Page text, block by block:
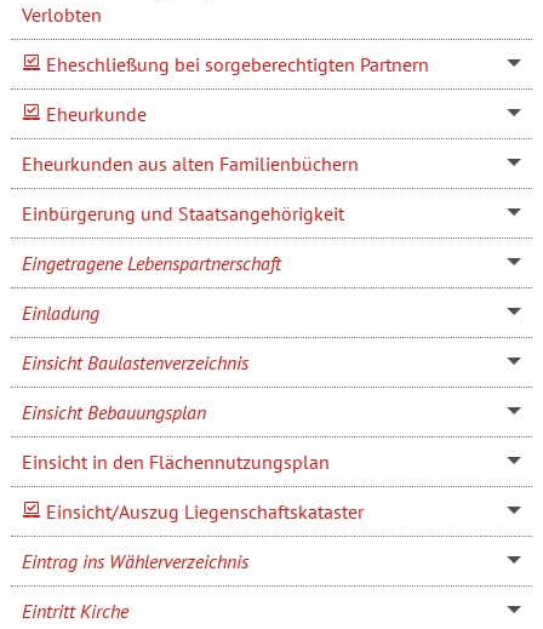
Verlobten
Eheschließung bei sorgeberechtigten Partnern
Eheurkunde
Eheurkunden aus alten Familienbüchern
Einbürgerung und Staatsangehörigkeit
Eingetragene Lebenspartnerschaft
Einladung
Einsicht Baulastenverzeichnis
Einsicht Bebauungsplan
Einsicht in den Flächennutzungsplan
Einsicht/Auszug Liegenschaftskataster
Eintrag ins Wählerverzeichnis
Eintritt Kirche